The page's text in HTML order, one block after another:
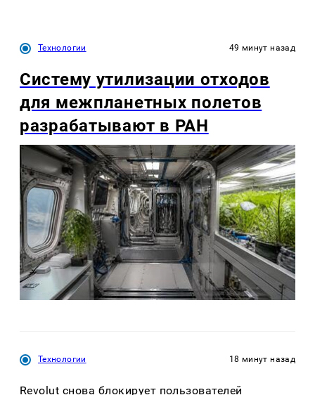
Технологии 49 минут назад
Систему утилизации отходов
для межпланетных полетов
разрабатывают в РАН
Технологии 18 минут назад
Revolut снова блокирует пользователей